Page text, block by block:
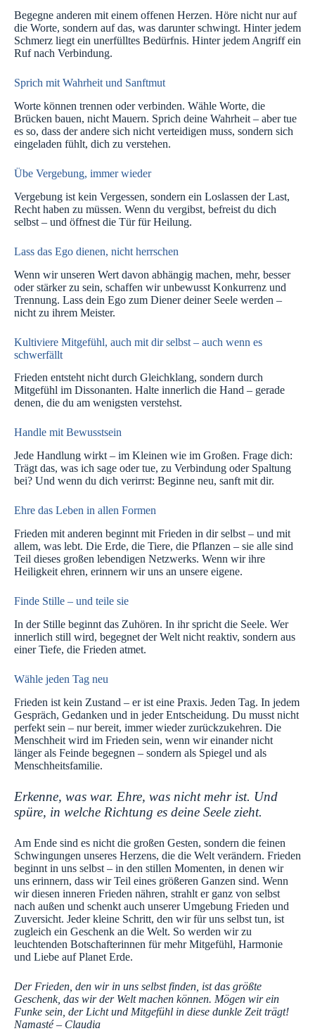
Begegne anderen mit einem offenen Herzen. Höre nicht nur auf
die Worte, sondern auf das, was darunter schwingt. Hinter jedem
Schmerz liegt ein unerfülltes Bedürfnis. Hinter jedem Angriff ein
Ruf nach Verbindung.
Sprich mit Wahrheit und Sanftmut
Worte können trennen oder verbinden. Wähle Worte, die
Brücken bauen, nicht Mauern. Sprich deine Wahrheit – aber tue
es so, dass der andere sich nicht verteidigen muss, sondern sich
eingeladen fühlt, dich zu verstehen.
Übe Vergebung, immer wieder
Vergebung ist kein Vergessen, sondern ein Loslassen der Last,
Recht haben zu müssen. Wenn du vergibst, befreist du dich
selbst – und öffnest die Tür für Heilung.
Lass das Ego dienen, nicht herrschen
Wenn wir unseren Wert davon abhängig machen, mehr, besser
oder stärker zu sein, schaffen wir unbewusst Konkurrenz und
Trennung. Lass dein Ego zum Diener deiner Seele werden –
nicht zu ihrem Meister.
Kultiviere Mitgefühl, auch mit dir selbst – auch wenn es
schwerfällt
Frieden entsteht nicht durch Gleichklang, sondern durch
Mitgefühl im Dissonanten. Halte innerlich die Hand – gerade
denen, die du am wenigsten verstehst.
Handle mit Bewusstsein
Jede Handlung wirkt – im Kleinen wie im Großen. Frage dich:
Trägt das, was ich sage oder tue, zu Verbindung oder Spaltung
bei? Und wenn du dich verirrst: Beginne neu, sanft mit dir.
Ehre das Leben in allen Formen
Frieden mit anderen beginnt mit Frieden in dir selbst – und mit
allem, was lebt. Die Erde, die Tiere, die Pflanzen – sie alle sind
Teil dieses großen lebendigen Netzwerks. Wenn wir ihre
Heiligkeit ehren, erinnern wir uns an unsere eigene.
Finde Stille – und teile sie
In der Stille beginnt das Zuhören. In ihr spricht die Seele. Wer
innerlich still wird, begegnet der Welt nicht reaktiv, sondern aus
einer Tiefe, die Frieden atmet.
Wähle jeden Tag neu
Frieden ist kein Zustand – er ist eine Praxis. Jeden Tag. In jedem
Gespräch, Gedanken und in jeder Entscheidung. Du musst nicht
perfekt sein – nur bereit, immer wieder zurückzukehren. Die
Menschheit wird im Frieden sein, wenn wir einander nicht
länger als Feinde begegnen – sondern als Spiegel und als
Menschheitsfamilie.
Erkenne, was war. Ehre, was nicht mehr ist. Und
spüre, in welche Richtung es deine Seele zieht.
Am Ende sind es nicht die großen Gesten, sondern die feinen
Schwingungen unseres Herzens, die die Welt verändern. Frieden
beginnt in uns selbst – in den stillen Momenten, in denen wir
uns erinnern, dass wir Teil eines größeren Ganzen sind. Wenn
wir diesen inneren Frieden nähren, strahlt er ganz von selbst
nach außen und schenkt auch unserer Umgebung Frieden und
Zuversicht. Jeder kleine Schritt, den wir für uns selbst tun, ist
zugleich ein Geschenk an die Welt. So werden wir zu
leuchtenden Botschafterinnen für mehr Mitgefühl, Harmonie
und Liebe auf Planet Erde.
Der Frieden, den wir in uns selbst finden, ist das größte
Geschenk, das wir der Welt machen können. Mögen wir ein
Funke sein, der Licht und Mitgefühl in diese dunkle Zeit trägt!
Namasté – Claudia